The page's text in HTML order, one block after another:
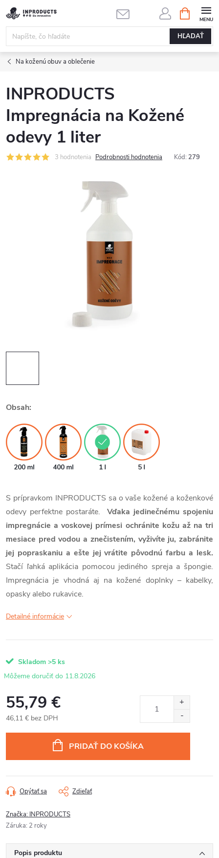
Prejsť
na
obsah
HĽADAŤ
KOŠÍK
Na koženú obuv a oblečenie
INPRODUCTS
Impregnácia na Kožené
odevy 1 liter
3 hodnotenia Podrobnosti hodnotenia Kód: 279
Obsah:
S prípravkom INPRODUCTS sa o vaše kožené a koženkové
odevy perfektne postaráte. Vďaka jedinečnému spojeniu
impregnácie a voskovej prímesi ochránite kožu až na tri
mesiace pred vodou a znečistením, vyživíte ju, zabránite
jej popraskaniu a ešte jej vrátite pôvodnú farbu a lesk.
Stačí ľahká aplikácia pomocou jediného spreja a špongie.
Impregnácia je vhodná aj na kožené doplnky – kabelky,
opasky alebo rukavice.
Detailné informácie
Skladom >5 ks
11.8.2026
55,79 €
46,11 € bez DPH
PRIDAŤ DO KOŠÍKA
Opýtať sa Zdieľať
Značka: INPRODUCTS
Záruka: 2 roky
Popis produktu